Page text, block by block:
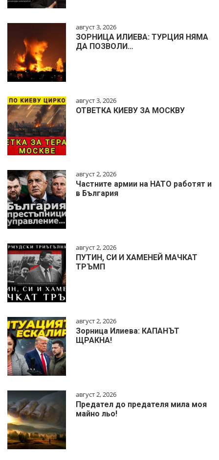
август 3, 2026
ЗОРНИЦА ИЛИЕВА: ТУРЦИЯ НЯМА
ДА ПОЗВОЛИ…
август 3, 2026
ОТВЕТКА КИЕВУ ЗА МОСКВУ
август 2, 2026
Частните армии на НАТО работят и
в България
август 2, 2026
ПУТИН, СИ И ХАМЕНЕЙ МАЧКАТ
ТРЪМП
август 2, 2026
Зорница Илиева: КАПАНЪТ
ЩРАКНА!
август 2, 2026
Предател до предателя мила моя
майно льо!